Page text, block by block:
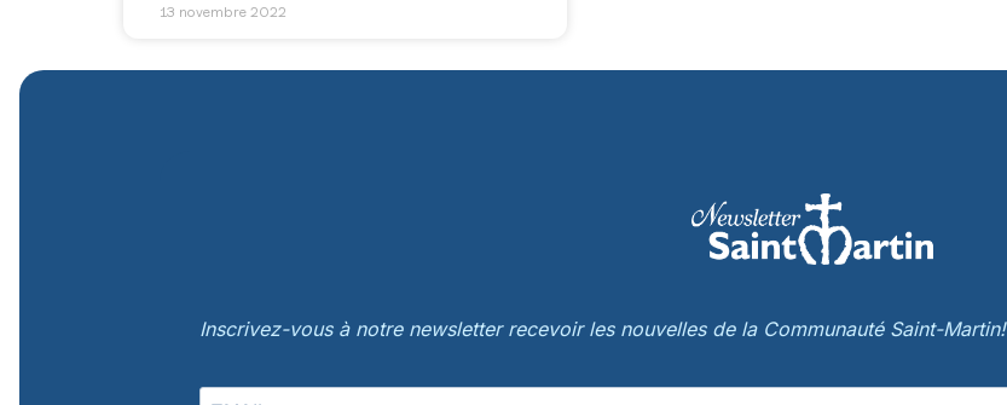
13 novembre 2022
Inscrivez-vous à notre newsletter recevoir les nouvelles de la Communauté Saint-Martin!